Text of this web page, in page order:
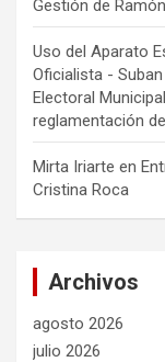
Gestión de
Uso del Aparato
Oficialista -
Electoral
reglamentación
Mirta Iriarte en
Cristina Roca
Archivos
agosto 2026
julio 2026